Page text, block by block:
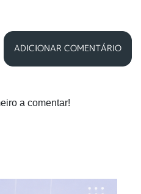
ADICIONAR COMENTÁRIO
a comentar!